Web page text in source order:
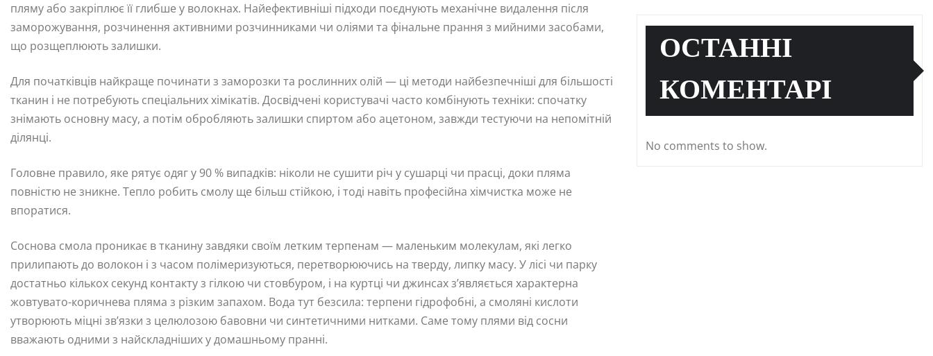
пляму або закріплює її глибше у волокнах. Найефективніші підходи поєднують механічне видалення після
заморожування, розчинення активними розчинниками чи оліями та фінальне прання з мийними засобами,
що розщеплюють залишки.
Для початківців найкраще починати з заморозки та рослинних олій — ці методи найбезпечніші для більшості
тканин і не потребують спеціальних хімікатів. Досвідчені користувачі часто комбінують техніки: спочатку
знімають основну масу, а потім обробляють залишки спиртом або ацетоном, завжди тестуючи на непомітній
ділянці.
Головне правило, яке рятує одяг у 90 % випадків: ніколи не сушити річ у сушарці чи прасці, доки пляма
повністю не зникне. Тепло робить смолу ще більш стійкою, і тоді навіть професійна хімчистка може не
впоратися.
Сосновa смола проникає в тканину завдяки своїм летким терпенам — маленьким молекулам, які легко
прилипають до волокон і з часом полімеризуються, перетворюючись на тверду, липку масу. У лісі чи парку
достатньо кількох секунд контакту з гілкою чи стовбуром, і на куртці чи джинсах з’являється характерна
жовтувато-коричнева пляма з різким запахом. Вода тут безсила: терпени гідрофобні, а смоляні кислоти
утворюють міцні зв’язки з целюлозою бавовни чи синтетичними нитками. Саме тому плями від сосни
вважають одними з найскладніших у домашньому пранні.
ОСТАННІ
КОМЕНТАРІ
No comments to show.